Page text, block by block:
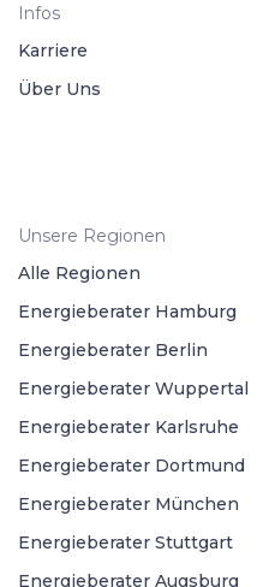
Infos
Karriere
Über Uns
Unsere Regionen
Alle Regionen
Energieberater Hamburg
Energieberater Berlin
Energieberater Wuppertal
Energieberater Karlsruhe
Energieberater Dortmund
Energieberater München
Energieberater Stuttgart
Energieberater Augsburg